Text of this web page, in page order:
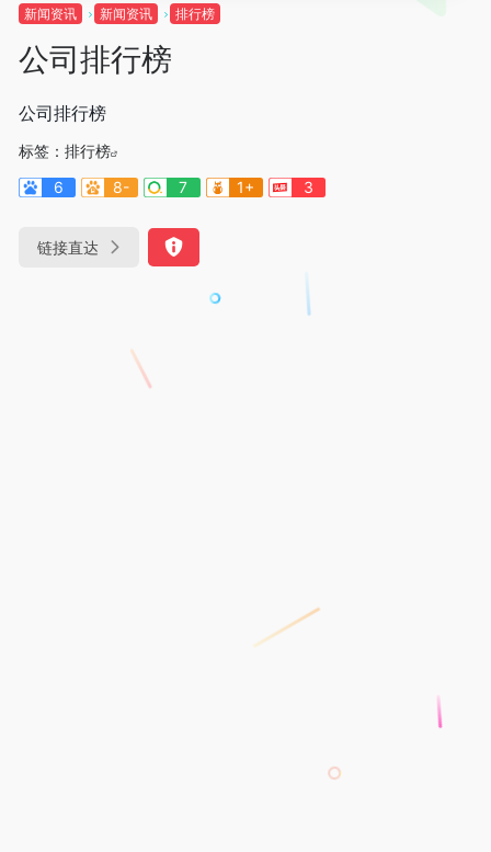
新闻资讯 新闻资讯 排行榜
公司排行榜
公司排行榜
标签： 排行榜
6
8- 7 1+ 3
链接直达